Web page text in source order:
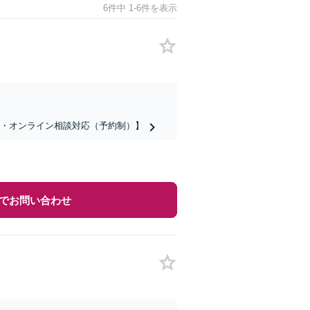
6件中 1-6件を表示
オンライン相談対応（予約制）】
お問い合わせ